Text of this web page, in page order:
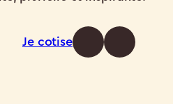
Je cotise